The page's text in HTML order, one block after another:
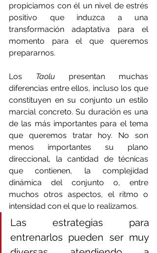
propiciamos con él un nivel de estrés
positivo que induzca a una
transformación adaptativa para el
momento para el que queremos
prepararnos.
Los Taolu presentan muchas
diferencias entre ellos, incluso los que
constituyen en su conjunto un estilo
marcial concreto. Su duración es una
de las más importantes para el tema
que queremos tratar hoy. No son
menos importantes su plano
direccional, la cantidad de técnicas
que contienen, la complejidad
dinámica del conjunto o, entre
muchos otros aspectos, el ritmo o
intensidad con el que lo realizamos.
Las estrategias para
entrenarlos pueden ser muy